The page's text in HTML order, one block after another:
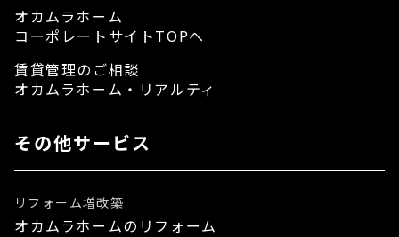
オカムラホーム
コーポレートサイトTOPへ
賃貸管理のご相談
オカムラホーム・リアルティ
その他サービス
リフォーム増改築
オカムラホームのリフォーム